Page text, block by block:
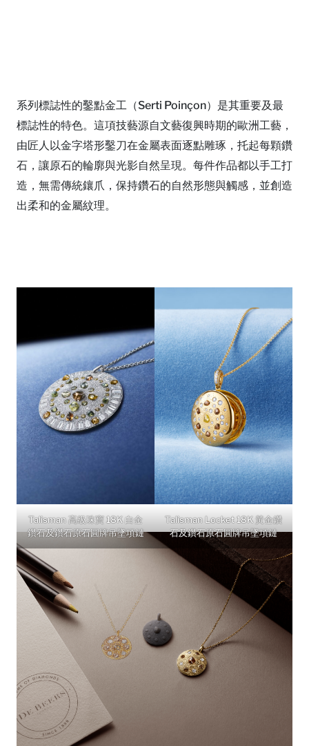
系列標誌性的鑿點金工（Serti Poinçon）是其重要及最
標誌性的特色。這項技藝源自文藝復興時期的歐洲工藝，
由匠人以金字塔形鑿刀在金屬表面逐點雕琢，托起每顆鑽
石，讓原石的輪廓與光影自然呈現。每件作品都以手工打
造，無需傳統鑲爪，保持鑽石的自然形態與觸感，並創造
出柔和的金屬紋理。
Talisman 高級珠寶 18K 白金
鑽石及鑽石原石圓牌吊墜項鏈
Talisman Locket 18K 黃金鑽
石及鑽石原石圓牌吊墜項鏈